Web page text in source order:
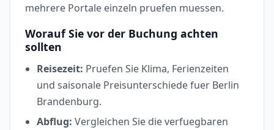
mehrere Portale einzeln pruefen muessen.
Worauf Sie vor der Buchung achten
sollten
Reisezeit: Pruefen Sie Klima, Ferienzeiten
und saisonale Preisunterschiede fuer Berlin
Brandenburg.
Abflug: Vergleichen Sie die verfuegbaren